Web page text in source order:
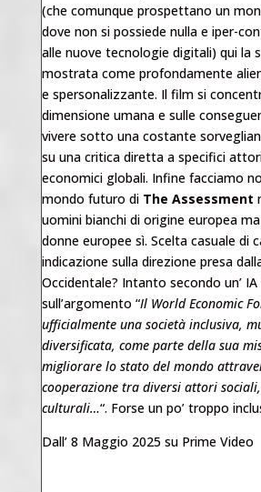
(che comunque prospettano un
dove non si possiede nulla e iper-
alle nuove tecnologie digitali) qui la
mostrata come profondamente
e spersonalizzante. Il film si
dimensione umana e sulle
vivere sotto una costante
su una critica diretta a specifici
economici globali. Infine facciamo
mondo futuro di The Assessment
uomini bianchi di origine europea
donne europee sì. Scelta casuale di
indicazione sulla direzione presa
Occidentale? Intanto secondo un’
sull’argomento “Il World Economic
ufficialmente una società inclusiva,
diversificata, come parte della sua
migliorare lo stato del mondo
cooperazione tra diversi attori
culturali…“. Forse un po’ troppo
Dall’ 8 Maggio 2025 su Prime Video